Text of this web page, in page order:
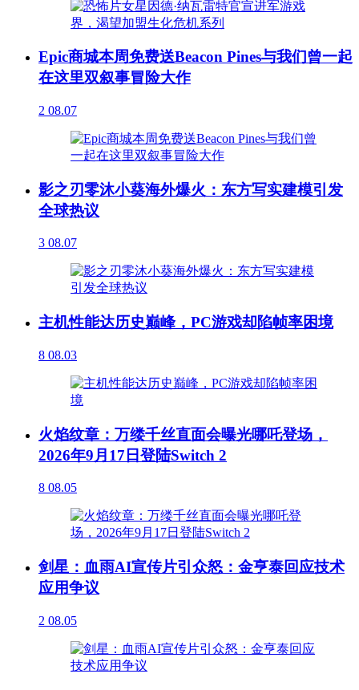
Epic商城本周免费送Beacon Pines与我们曾一起
在这里双叙事冒险大作
2 08.07
影之刃零沐小葵海外爆火：东方写实建模引发
全球热议
3 08.07
主机性能达历史巅峰，PC游戏却陷帧率困境
8 08.03
火焰纹章：万缕千丝直面会曝光哪吒登场，
2026年9月17日登陆Switch 2
8 08.05
剑星：血雨AI宣传片引众怒：金亨泰回应技术
应用争议
2 08.05